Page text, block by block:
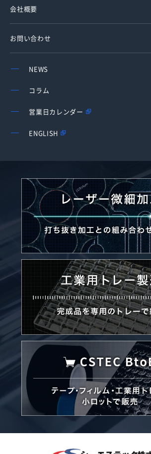
会社概要
お問い合わせ
NEWS
コラム
営業日カレンダー
ENGLISH